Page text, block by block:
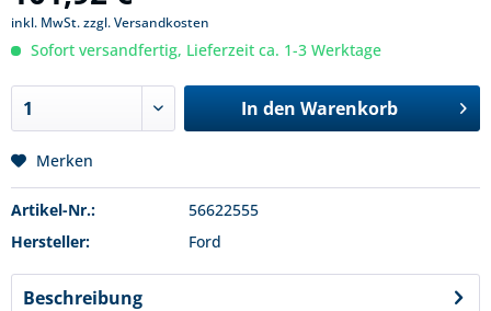
inkl. MwSt.zzgl. Versandkosten
Sofort versandfertig, Lieferzeit ca. 1-3 Werktage
In den Warenkorb
Merken
Artikel-Nr.:
56622555
Hersteller:
Ford
Beschreibung